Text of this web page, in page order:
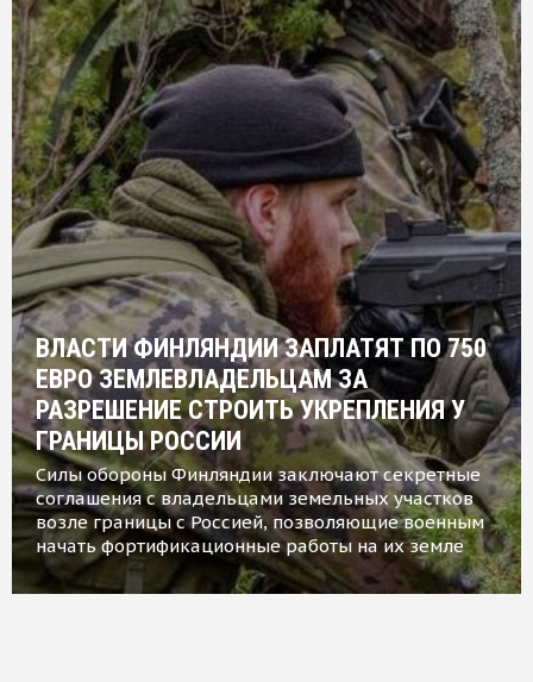
ВЛАСТИ ФИНЛЯНДИИ ЗАПЛАТЯТ ПО 750
ЕВРО ЗЕМЛЕВЛАДЕЛЬЦАМ ЗА
РАЗРЕШЕНИЕ СТРОИТЬ УКРЕПЛЕНИЯ У
ГРАНИЦЫ РОССИИ
Силы обороны Финляндии заключают секретные
соглашения с владельцами земельных участков
возле границы с Россией, позволяющие военным
начать фортификационные работы на их земле